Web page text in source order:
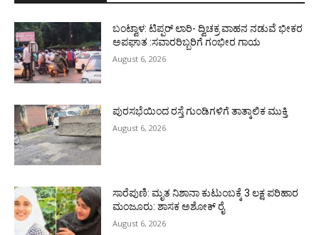
ಬಂಟ್ವಾಳ: ಟಿಪ್ಪರ್ ಲಾರಿ- ದ್ವಿಚಕ್ರ ವಾಹನ ನಡುವೆ ಭೀಕರ
ಅಪಘಾತ :ಸವಾರರಿಬ್ಬರಿಗೆ ಗಂಭೀರ ಗಾಯ
August 6, 2026
ಪುರಸಭೆಯಿಂದ ರಸ್ತೆ ಗುಂಡಿಗಳಿಗೆ ತಾತ್ಕಾಲಿಕ ಮುಕ್ತಿ
August 6, 2026
ಸಾರೆಪುಣಿ: ಮೃತ ನಿಶಾನಾ ಕುಟುಂಬಕ್ಕೆ 3 ಲಕ್ಷ ಪರಿಹಾರ
ಮಂಜೂರು: ಶಾಸಕ ಅಶೋಕ್ ರೈ
August 6, 2026